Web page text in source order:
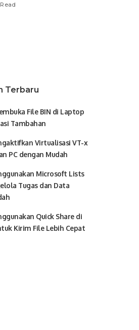
Terbaru
File BIN di Laptop
Tambahan
Virtualisasi VT-x
PC dengan Mudah
Microsoft Lists
Tugas dan Data
Quick Share di
Kirim File Lebih Cepat